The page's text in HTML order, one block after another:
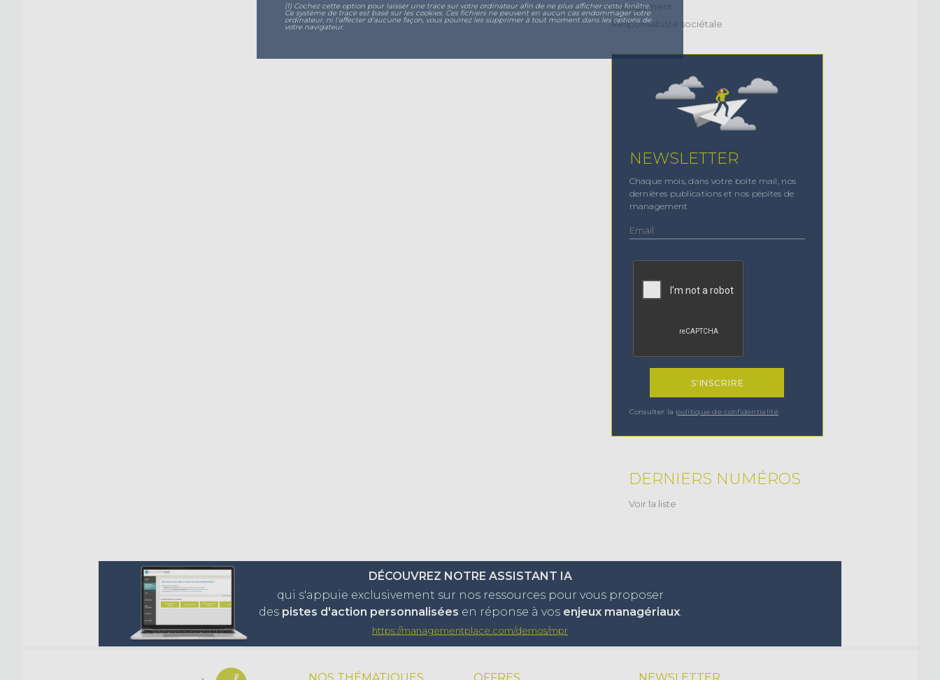
Changement
Responsabilité sociétale
NEWSLETTER
Chaque mois, dans votre boîte mail, nos
dernières publications et nos pépites de
management
Consulter la politique de confidentialité
DERNIERS NUMÉROS
Voir la liste
DÉCOUVREZ NOTRE ASSISTANT IA
qui s'appuie exclusivement sur nos ressources pour vous proposer
des pistes d'action personnalisées en réponse à vos enjeux managériaux.
https://managementplace.com/demos/mpr
(1) Cochez cette option pour laisser une trace sur votre ordinateur afin de ne plus afficher cette fenêtre.
Ce système de trace est basé sur les cookies. Ces fichiers ne peuvent en aucun cas endommager votre
ordinateur, ni l'affecter d'aucune façon, vous pourrez les supprimer à tout moment dans les options de
votre navigateur.